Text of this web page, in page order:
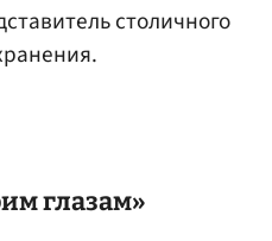
столичного
глазам»